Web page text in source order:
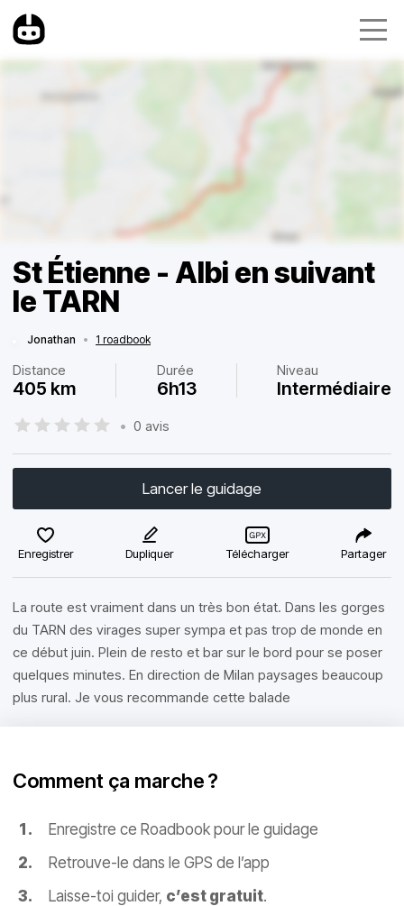
St Étienne - Albi en suivant
le TARN
Jonathan • 1 roadbook
Distance
405 km
Durée
6h13
Niveau
Intermédiaire
• 0 avis
Lancer le guidage
Enregistrer Dupliquer Télécharger Partager
La route est vraiment dans un très bon état. Dans les gorges
du TARN des virages super sympa et pas trop de monde en
ce début juin. Plein de resto et bar sur le bord pour se poser
quelques minutes. En direction de Milan paysages beaucoup
plus rural. Je vous recommande cette balade
Comment ça marche ?
Enregistre ce Roadbook pour le guidage
Retrouve-le dans le GPS de l’app
Laisse-toi guider, c’est gratuit.